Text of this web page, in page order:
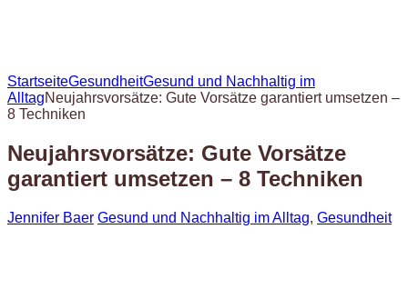
StartseiteGesundheitGesund und Nachhaltig im
AlltagNeujahrsvorsätze: Gute Vorsätze garantiert umsetzen –
8 Techniken
Neujahrsvorsätze: Gute Vorsätze
garantiert umsetzen – 8 Techniken
Jennifer Baer Gesund und Nachhaltig im Alltag, Gesundheit